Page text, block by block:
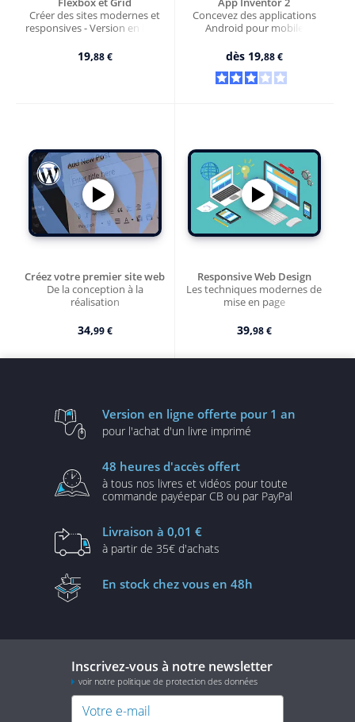
Créer des sites modernes et
responsives - Version en ligne
19,88 €
Concevez des applications
Android pour mobile
dès 19,88 €
Créez votre premier site web
De la conception à la
réalisation
34,99 €
Responsive Web Design
Les techniques modernes de
mise en page
39,98 €
Version en ligne offerte pour 1 an
pour l'achat d'un livre imprimé
48 heures d'accès offert
à tous nos livres et vidéos pour toute
commande payéepar CB ou par PayPal
Livraison à 0,01 €
à partir de 35€ d'achats
En stock chez vous en 48h
Inscrivez-vous à notre newsletter
voir notre politique de protection des données